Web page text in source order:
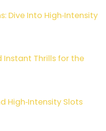
Dive Into High‑Intensity
Instant Thrills for the
High‑Intensity Slots